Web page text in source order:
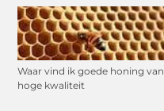
Waar vind ik goede honing van
hoge kwaliteit